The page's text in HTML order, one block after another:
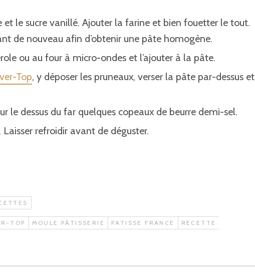
le sucre vanillé. Ajouter la farine et bien fouetter le tout.
de nouveau afin d’obtenir une pâte homogène.
ou au four à micro-ondes et l’ajouter à la pâte.
Top, y déposer les pruneaux, verser la pâte par-dessus et
le dessus du far quelques copeaux de beurre demi-sel.
refroidir avant de déguster.
TOP MOULE PÂTISSERIE PATISSE FRANCE
RECETTE